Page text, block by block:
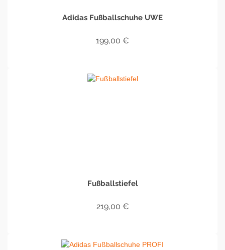
Adidas Fußballschuhe UWE
199,00 €
Fußballstiefel
219,00 €